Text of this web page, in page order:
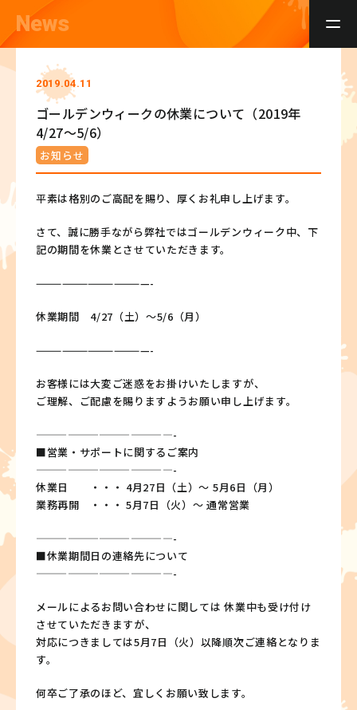
News
2019.04.11
ゴールデンウィークの休業について（2019年
4/27～5/6）
お知らせ
平素は格別のご高配を賜り、厚くお礼申し上げます。
さて、誠に勝手ながら弊社ではゴールデンウィーク中、下
記の期間を休業とさせていただきます。
—————————————-
休業期間 4/27（土）～5/6（月）
—————————————-
お客様には大変ご迷惑をお掛けいたしますが、
ご理解、ご配慮を賜りますようお願い申し上げます。
—————————————-
■営業・サポートに関するご案内
—————————————-
休業日 ・・・ 4月27日（土）～ 5月6日（月）
業務再開 ・・・ 5月7日（火）～ 通常営業
—————————————-
■休業期間日の連絡先について
—————————————-
メールによるお問い合わせに関しては 休業中も受け付け
させていただきますが、
対応につきましては5月7日（火）以降順次ご連絡となりま
す。
何卒ご了承のほど、宜しくお願い致します。